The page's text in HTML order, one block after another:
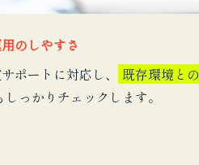
のしやすさ
ポートに対応し、
既存環境との
しっかりチェックします。